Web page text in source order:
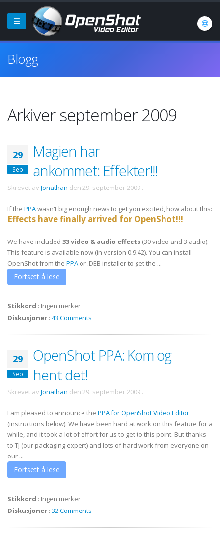
Blogg
Arkiver september 2009
29
Sep
Magien har
ankommet: Effekter!!!
Skrevet av Jonathan den 29. september 2009 .
If the PPAwasn't big enough news to get you excited, how about this:
Effects have finally arrived for OpenShot!!!
We have included 33video & audio effects (30 video and 3 audio).
This feature is available now (in version 0.9.42). You can install
OpenShot from the PPA or .DEB installer to get the ...
Fortsett å lese
Stikkord : Ingen merker
Diskusjoner : 43 Comments
29
Sep
OpenShot PPA: Kom og
hent det!
Skrevet av Jonathan den 29. september 2009 .
I am pleased to announce the PPA for OpenShot Video Editor
(instructions below). We have been hard at work on this feature for a
while, and it took a lot of effort for us to get to this point. But thanks
to TJ (our packaging expert) and lots of hard work from everyone on
our ...
Fortsett å lese
Stikkord : Ingen merker
Diskusjoner : 32 Comments